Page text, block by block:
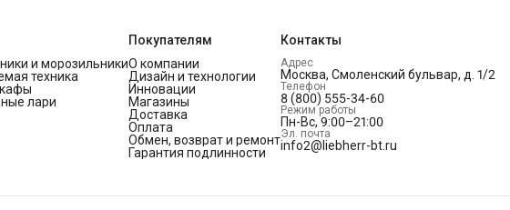
и морозильники
техника
лари
Покупателям
О компании
Дизайн и технологии
Инновации
Магазины
Доставка
Оплата
Обмен, возврат и ремонт
Гарантия подлинности
Контакты
Адрес
Москва, Смоленский бульвар, д. 1/2
Телефон
8 (800) 555-34-60
Режим работы
Пн-Вс, 9:00–21:00
Эл. почта
info2@liebherr-bt.ru